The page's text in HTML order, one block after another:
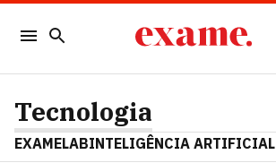
Tecnologia
EXAMELABINTELIGÊNCIA ARTIFICIAL